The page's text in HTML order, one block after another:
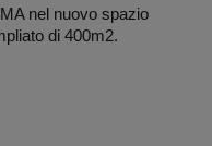
nel nuovo spazio
di 400m2.